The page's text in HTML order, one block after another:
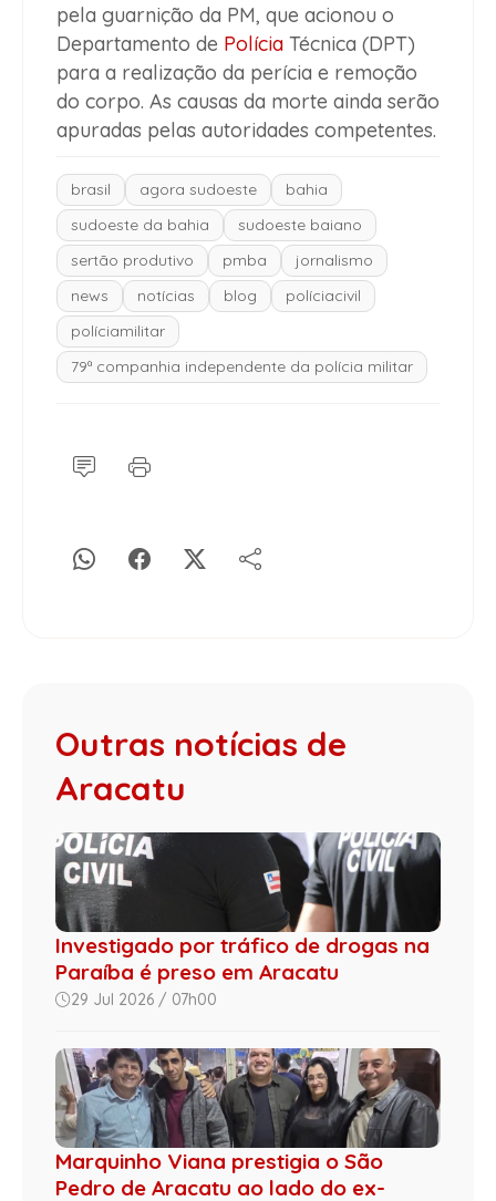
pela guarnição da PM, que acionou o
Departamento de Polícia Técnica (DPT)
para a realização da perícia e remoção
do corpo. As causas da morte ainda serão
apuradas pelas autoridades competentes.
brasil agora sudoeste
bahia
sudoeste da bahia
sudoeste baiano
sertão produtivo
pmba
jornalismo
news
notícias blog
políciacivil
políciamilitar
79ª companhia independente da polícia militar
Outras notícias de
Aracatu
Investigado por tráfico de drogas na
Paraíba é preso em Aracatu
29 Jul 2026 / 07h00
Marquinho Viana prestigia o São
Pedro de Aracatu ao lado do ex-